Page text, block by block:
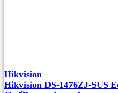
Hikvision
Hikvision DS-1476ZJ-SUS